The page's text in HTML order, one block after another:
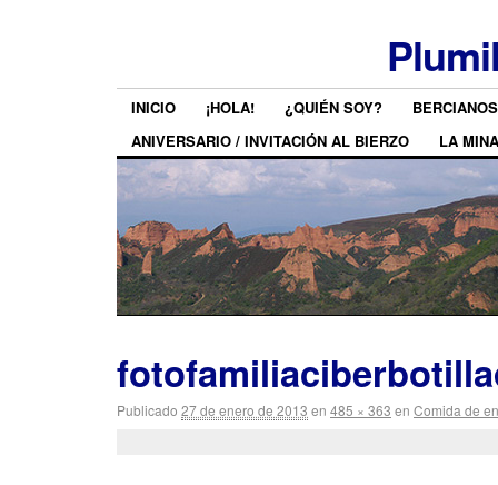
INICIO ¡HOLA! ¿QUIÉN SOY?
ANIVERSARIO / INVITACIÓN AL BIERZO
LA MINA
Publicado 27 de enero de 2013 en 485 × 363 en Comida de